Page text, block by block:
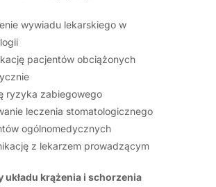
wywiadu lekarskiego w
pacjentów obciążonych
ryzyka zabiegowego
leczenia stomatologicznego
ogólnomedycznych
z lekarzem prowadzącym
układu krążenia i schorzenia